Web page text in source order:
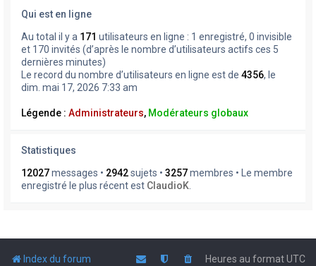
Qui est en ligne
Au total il y a 171 utilisateurs en ligne : 1 enregistré, 0 invisible
et 170 invités (d’après le nombre d’utilisateurs actifs ces 5
dernières minutes)
Le record du nombre d’utilisateurs en ligne est de 4356, le
dim. mai 17, 2026 7:33 am
Légende : Administrateurs, Modérateurs globaux
Statistiques
12027messages • 2942sujets • 3257membres • Le membre
enregistré le plus récent est ClaudioK
Index du forum Heures au formatUTC